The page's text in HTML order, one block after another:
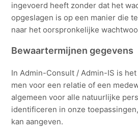
Relaties: tabblad Bank
Zie meer
ingevoerd heeft zonder dat het
opgeslagen is op een manier die
naar het oorspronkelijke
Bewaartermijnen gegevens
In Admin-Consult / Admin-IS is
men voor een relatie of een
algemeen voor alle natuurlijke
identificeren in onze
kan aangeven.